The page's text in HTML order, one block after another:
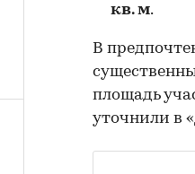
кв. м.
В
площадь
уточнили в